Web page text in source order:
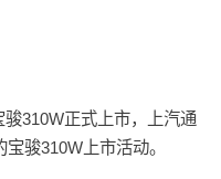
310W正式上市，上汽通
骏310W上市活动。